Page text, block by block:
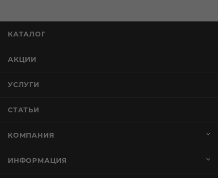
КАТАЛОГ
АКЦИИ
УСЛУГИ
СТАТЬИ
КОМПАНИЯ
ИНФОРМАЦИЯ